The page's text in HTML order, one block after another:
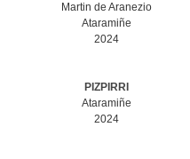
Martin de Aranezio
Ataramiñe
2024
PIZPIRRI
Ataramiñe
2024